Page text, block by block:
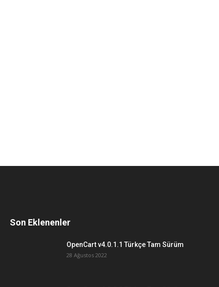
Son Eklenenler
OpenCart v4.0.1.1 Türkçe Tam Sürüm
28 Ağustos 2022